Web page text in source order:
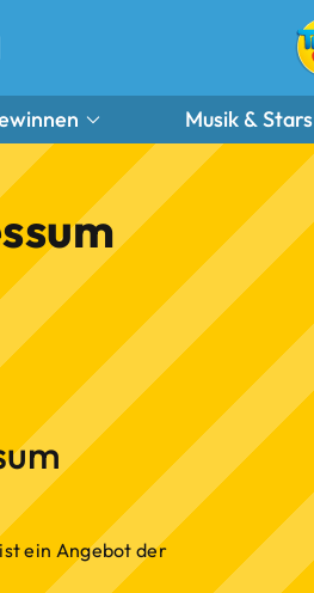
Musik & Stars
ein Angebot der